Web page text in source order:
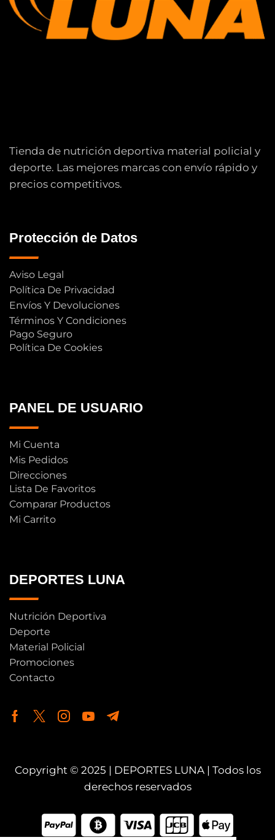
Tienda de nutrición deportiva material policial y
deporte. Las mejores marcas con envío rápido y
precios competitivos.
Protección de Datos
Aviso Legal
Política De Privacidad
Envíos Y Devoluciones
Términos Y Condiciones
Pago Seguro
Política De Cookies
PANEL DE USUARIO
Mi Cuenta
Mis Pedidos
Direcciones
Lista De Favoritos
Comparar Productos
Mi Carrito
DEPORTES LUNA
Nutrición Deportiva
Deporte
Material Policial
Promociones
Contacto
Copyright © 2025 | DEPORTES LUNA | Todos los
derechos reservados